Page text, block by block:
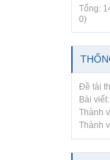
Tổng:
0)
Đề tài
Bài viết:
Thành
Thành